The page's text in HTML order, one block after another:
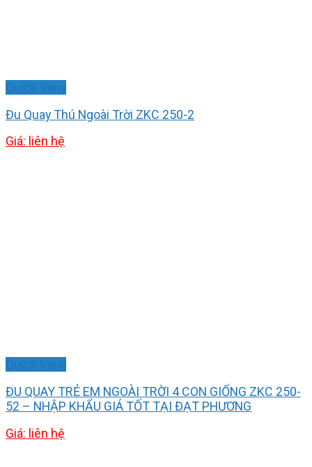
Đu Quay Thú Ngoài Trời ZKC 250-2
Giá: liên hệ
ĐU QUAY TRẺ EM NGOÀI TRỜI 4 CON GIỐNG ZKC 250-
52 – NHẬP KHẨU GIÁ TỐT TẠI ĐẠT PHƯƠNG
Giá: liên hệ